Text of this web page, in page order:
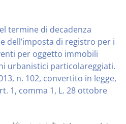
termine di decadenza
dell’imposta di registro per i
per oggetto immobili
urbanistici particolareggiati.
n. 102, convertito in legge,
1, comma 1, L. 28 ottobre